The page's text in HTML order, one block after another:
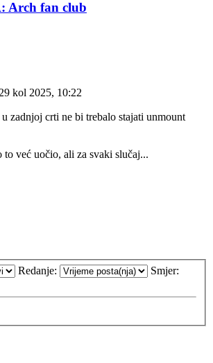
Arch fan club
29 kol 2025, 10:22
zadnjoj crti ne bi trebalo stajati unmount
već uočio, ali za svaki slučaj...
Redanje: Smjer: